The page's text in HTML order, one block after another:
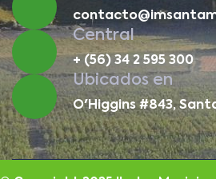
Central
+ (56) 34 2 595 300
Ubicados en
O'Higgins #843,